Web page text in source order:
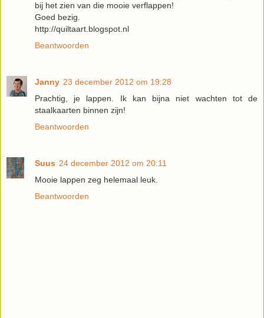
bij het zien van die mooie verflappen!
Goed bezig.
http://quiltaart.blogspot.nl
Beantwoorden
Janny 23 december 2012 om 19:28
Prachtig, je lappen. Ik kan bijna niet wachten tot de
staalkaarten binnen zijn!
Beantwoorden
Suus 24 december 2012 om 20:11
Mooie lappen zeg helemaal leuk.
Beantwoorden